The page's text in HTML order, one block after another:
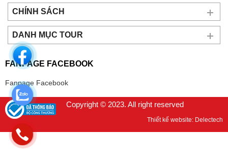
CHÍNH SÁCH
DANH MỤC TOUR
FANPAGE FACEBOOK
Fanpage Facebook
Copyright © 2023. All right reserved
Thiết kế website: Delectech